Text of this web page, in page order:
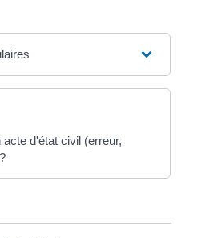
d'état civil (erreur,